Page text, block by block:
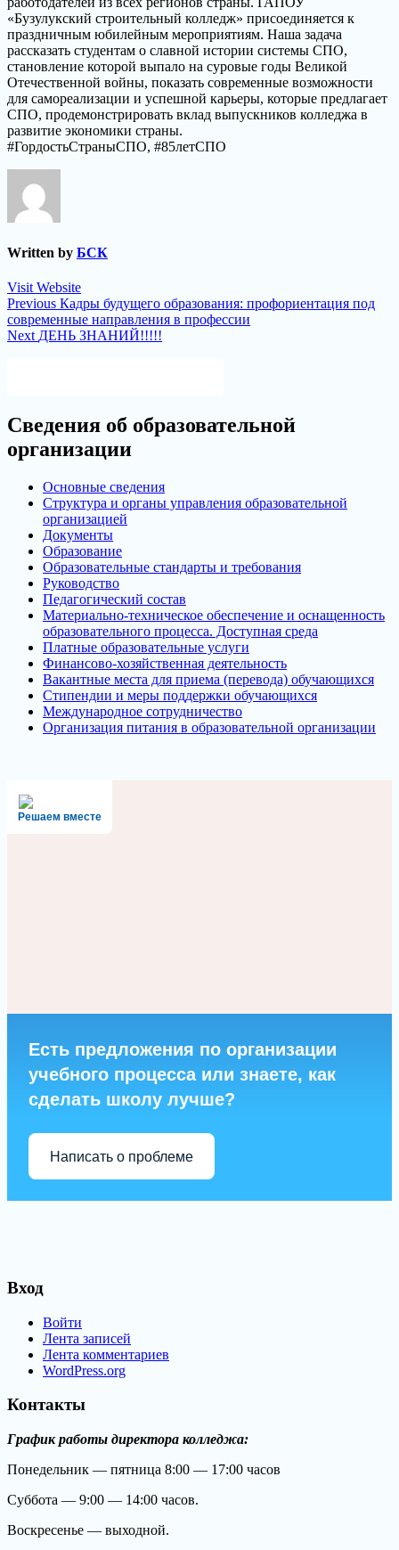
«Бузулукский строительный колледж» присоединяется к
праздничным юбилейным мероприятиям. Наша задача
рассказать студентам о славной истории системы СПО,
становление которой выпало на суровые годы Великой
Отечественной войны, показать современные возможности
для самореализации и успешной карьеры, которые предлагает
СПО, продемонстрировать вклад выпускников колледжа в
развитие экономики страны.
#ГордостьСтраныСПО, #85летСПО
Written by БСК
Visit Website
Навигация
по
Previous Previous
post:
Кадры будущего образования: профориентация под
современные направления в профессии
Next Next
ДЕНЬ ЗНАНИЙ!!!!!
Сведения об образовательной
организации
Основные сведения
Структура и органы управления образовательной
организацией
Документы
Образование
Образовательные стандарты и требования
Руководство
Педагогический состав
Материально-техническое обеспечение и оснащенность
образовательного процесса. Доступная среда
Платные образовательные услуги
Финансово-хозяйственная деятельность
Вакантные места для приема (перевода) обучающихся
Стипендии и меры поддержки обучающихся
Международное сотрудничество
Организация питания в образовательной организации
Решаем вместе
Есть предложения по организации
учебного процесса или знаете, как
сделать школу лучше?
Написать о проблеме
Вход
Войти
Лента записей
Лента комментариев
WordPress.org
Контакты
График работы директора колледжа:
Понедельник — пятница 8:00 — 17:00 часов
Суббота — 9:00 — 14:00 часов.
Воскресенье — выходной.